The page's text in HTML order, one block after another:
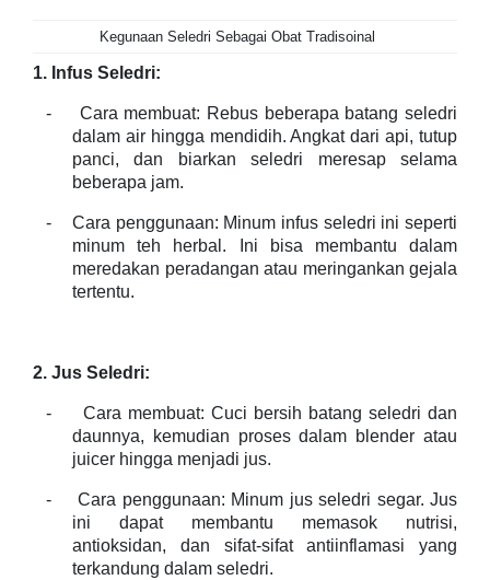
Kegunaan Seledri Sebagai Obat Tradisoinal
1. Infus Seledri:
-
Cara membuat: Rebus beberapa batang seledri
dalam air hingga mendidih. Angkat dari api, tutup
panci, dan biarkan seledri meresap selama
beberapa jam.
-
Cara penggunaan: Minum infus seledri ini seperti
minum teh herbal. Ini bisa membantu dalam
meredakan peradangan atau meringankan gejala
tertentu.
2. Jus Seledri:
-
Cara membuat: Cuci bersih batang seledri dan
daunnya, kemudian proses dalam blender atau
juicer hingga menjadi jus.
-
Cara penggunaan: Minum jus seledri segar. Jus
ini dapat membantu memasok nutrisi,
antioksidan, dan sifat-sifat antiinflamasi yang
terkandung dalam seledri.